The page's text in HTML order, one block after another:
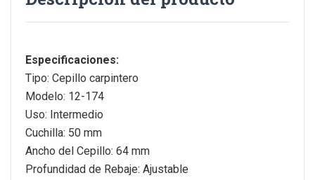
Especificaciones:
Tipo: Cepillo carpintero
Modelo: 12-174
Uso: Intermedio
Cuchilla: 50 mm
Ancho del Cepillo: 64 mm
Profundidad de Rebaje: Ajustable